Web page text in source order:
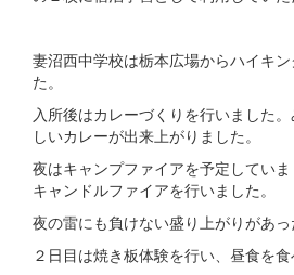
妻沼西中学校は栃本広場からハイキ
た。
入所後はカレーづくりを行いました
しいカレーが出来上がりました。
夜はキャンプファイアを予定していま
キャンドルファイアを行いました。
夜の雷にも負けない盛り上がりがあっ
２日目は焼き板体験を行い、昼食を食